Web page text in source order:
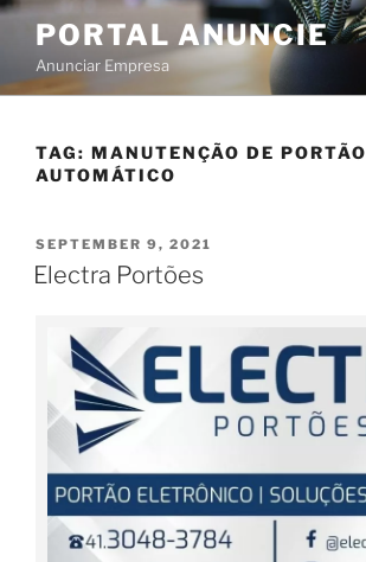
PORTAL ANUNCIE
Anunciar Empresa
TAG: MANUTENÇÃO DE PORTÃO
AUTOMÁTICO
SEPTEMBER 9, 2021
Electra Portões